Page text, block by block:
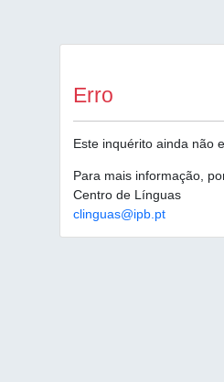
Erro
Este inquérito ainda não
Para mais informação,
Centro de Línguas
clinguas@ipb.pt